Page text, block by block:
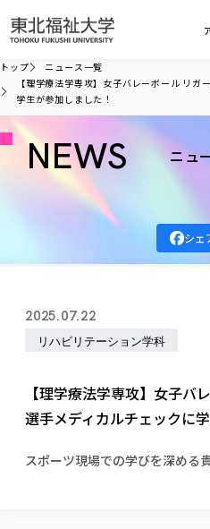
大学について
大学理念
各種方針
大学の概要
大学の歩み
学生・教職員・卒業生数
校歌の歴史
校章・マーク・カラー
寄附の受け入れ
大学の取り組み
大学の取り組み
カリキュラム編成ガイドライ
本学のシラバスについて
情報公開
寄附行為
中期事業計画
学部・大学院
総合福祉学部
福祉行政学科
共生まちづくり学部
共生まちづくり学部
教育学部
教育学科
健康科学部
保健看護学科
産業福祉マネジメント学
入学試験
進学相談会
オープンキャンパス
就職状況
取得可能な資格・免許
国際交流
トップ
ニュース一覧
【理学療法学専攻】女子バレーボール リガ
学生が参加しました！
NEWS ニュ
シェ
2025.07.22
リハビリテーション学科
【理学療法学専攻】女子バ
選手メディカルチェックに
スポーツ現場での学びを深める